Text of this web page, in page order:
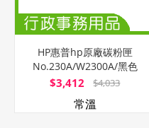
HP惠普hp原廠碳粉匣
No.230A/W2300A/黑色
$3,412 $4,033
常溫